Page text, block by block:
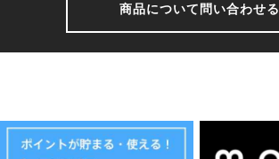
商品について問い合わせる